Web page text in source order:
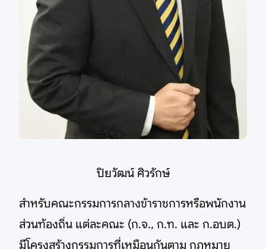
ปิยวัฒน์ ศิวรักษ์
สำหรับคณะกรรมการกลางข้าราชการหรือพนักงาน
ส่วนท้องถิ่น แต่ละคณะ (ก.จ., ก.ท. และ ก.อบต.)
มีโครงสร้างกรรมการที่เหมือนกันตาม กฎหมาย